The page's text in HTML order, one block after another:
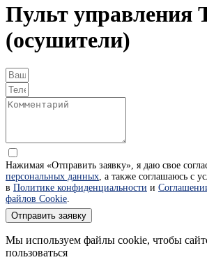
Пульт управления
(осушители)
Нажимая «Отправить заявку», я даю свое
персональных данных , а также соглашаюсь с
в Политике конфиденциальности и
файлов Cookie
Отправить заявку
Мы используем файлы cookie, чтобы
пользоваться